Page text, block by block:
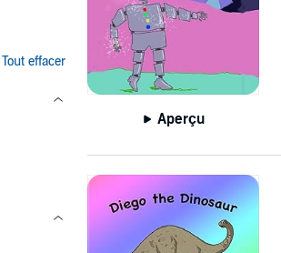
Tout effacer
Aperçu